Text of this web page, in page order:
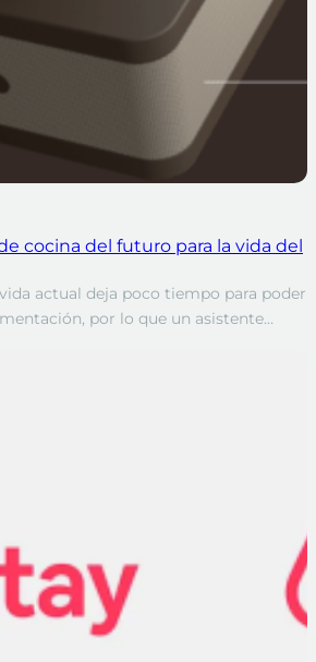
cocina del futuro para la vida del
actual deja poco tiempo para poder
por lo que un asistente…